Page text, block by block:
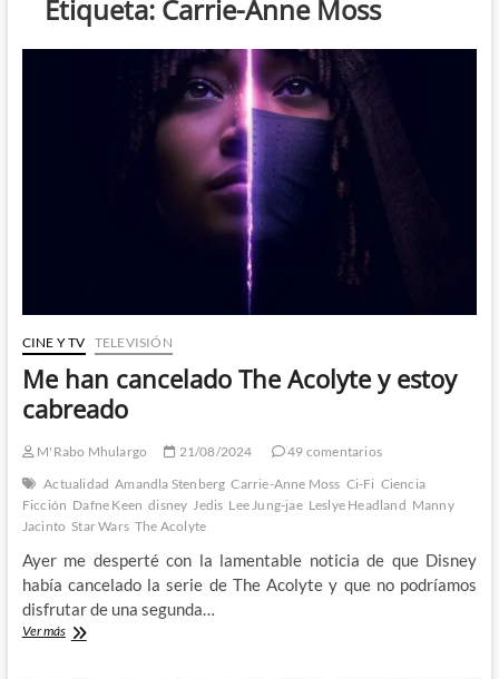
Etiqueta: Carrie-Anne Moss
CINE Y TV TELEVISIÓN
Me han cancelado The Acolyte y estoy
cabreado
M'Rabo Mhulargo 21/08/2024
49 comentarios
Actualidad Amandla Stenberg Carrie-Anne Moss Ci-Fi Ciencia
Ficción Dafne Keen disney Jedis Lee Jung-jae Leslye Headland Manny
Jacinto Star Wars The Acolyte
Ayer me desperté con la lamentable noticia de que Disney
había cancelado la serie de The Acolyte y que no podríamos
disfrutar de una segunda…
Ver másMe